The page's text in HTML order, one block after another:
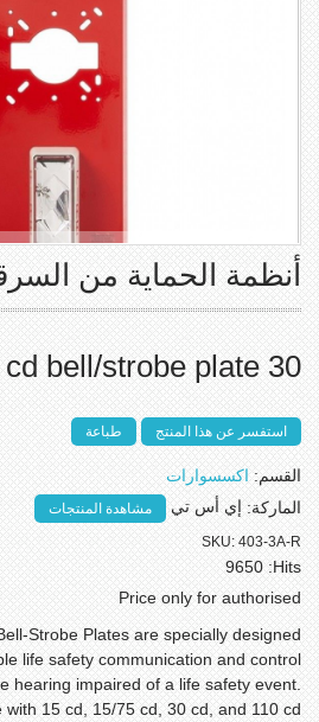
أنظمة الحماية من
30 cd bell/strobe plate
استفسر عن هذا المنتج طباعة
القسم:اكسسوارات
الماركة:إي أس تي
مشاهدة المنتجات
SKU:403-3A-R
Hits:
9650
Price only for authorised
Strobe Plates are specially designed
life safety communication and control
hearing impaired of a life safety event.
15 cd, 15/75 cd, 30 cd, and 110 cd